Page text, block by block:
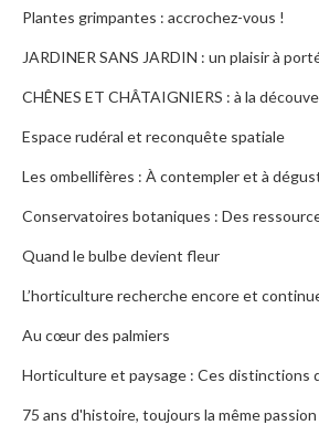
Plantes grimpantes : accrochez-vous !
JARDINER SANS JARDIN : un plaisir à
CHÊNES ET CHÂTAIGNIERS : à la
Espace rudéral et reconquête spatiale
Les ombellifères : À contempler et à
Conservatoires botaniques : Des
Quand le bulbe devient fleur
L’horticulture recherche encore et
Au cœur des palmiers
Horticulture et paysage : Ces distinctions
75 ans d'histoire, toujours la même passion